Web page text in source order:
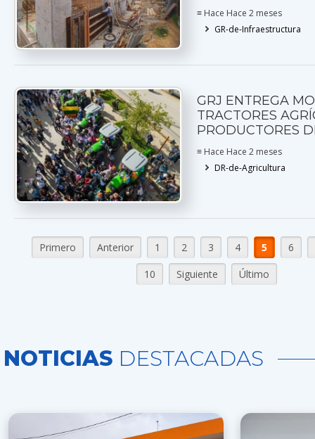
≡ Hace Hace 2 meses
GR-de-Infraestructura
GRJ ENTREGA
TRACTORES
PRODUCTORES
≡ Hace Hace 2 meses
DR-de-Agricultura
Primero Anterior 1 2 3 4 5
6
10
Siguiente Último
NOTICIAS DESTACADAS